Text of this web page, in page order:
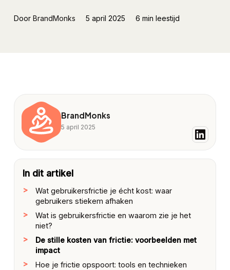
Door BrandMonks 5 april 2025 6 min leestijd
BrandMonks
5 april 2025
In dit artikel
Wat gebruikersfrictie je écht kost: waar
gebruikers stiekem afhaken
Wat is gebruikersfrictie en waarom zie je het
niet?
De stille kosten van frictie: voorbeelden met
impact
Hoe je frictie opspoort: tools en technieken